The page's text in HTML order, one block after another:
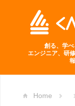
創る、学べ
エンジニア、研
Home